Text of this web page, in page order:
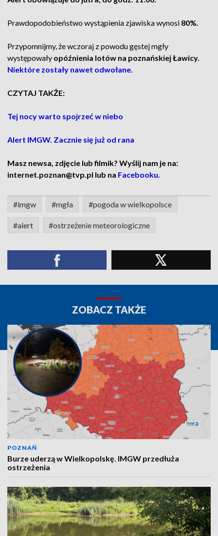
Prawdopodobieństwo wystąpienia zjawiska wynosi 80%.
Przypomnijmy, że wczoraj z powodu gęstej mgły
występowały opóźnienia lotów na poznańskiej Ławicy.
Niektóre zostały nawet odwołane.
CZYTAJ TAKŻE:
Tej nocy warto spojrzeć w niebo
Alert IMGW. Zacznie się już od rana
Masz newsa, zdjęcie lub filmik? Wyślij nam je na:
internet.poznan@tvp.pl lub na Facebooku.
#imgw #mgła #pogoda w wielkopolsce
#alert #ostrzeżenie meteorologiczne
ZOBACZ TAKŻE
POZNAŃ
Burze uderzą w Wielkopolskę. IMGW przedłuża
ostrzeżenia